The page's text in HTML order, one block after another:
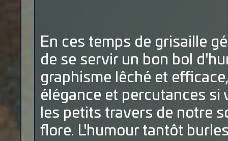
En ces temps de grisaille
de se servir un bon bol
graphisme lêché et
élégance et percutances si
les petits travers de notre
flore. L'humour tantôt